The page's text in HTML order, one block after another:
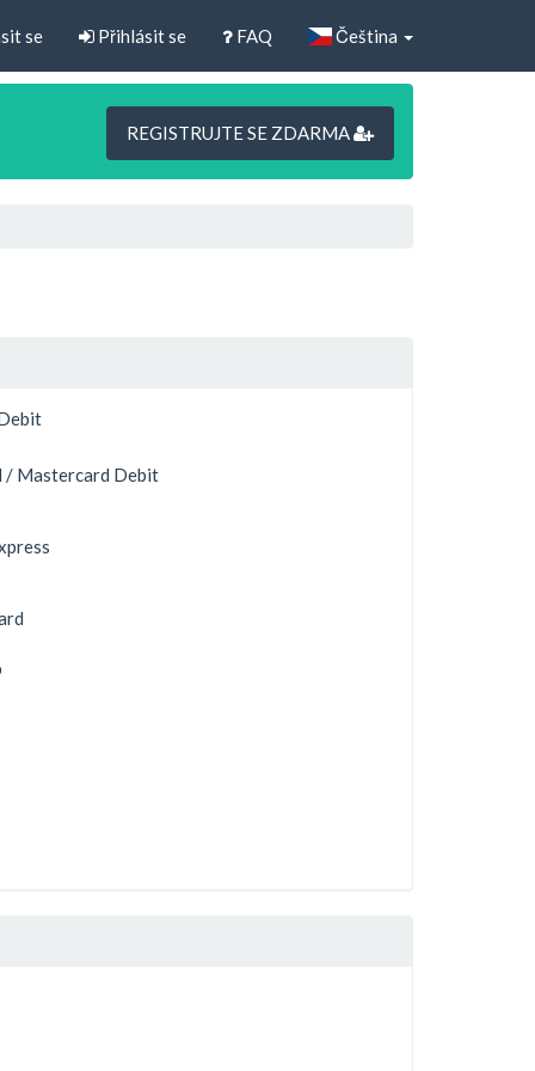
se Přihlásit se FAQ Čeština
REGISTRUJTE SE ZDARMA
/ Mastercard Debit